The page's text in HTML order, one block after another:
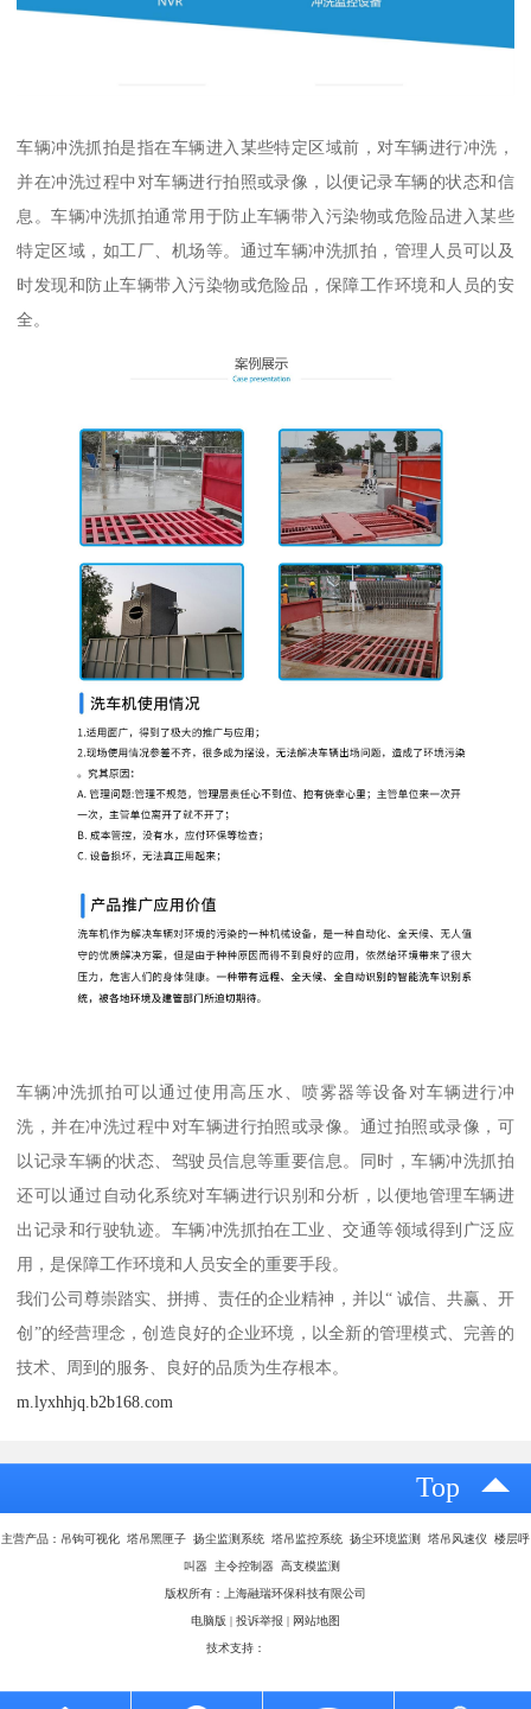
车辆冲洗抓拍是指在车辆进入某些特定区域前，对车辆进行冲洗，
并在冲洗过程中对车辆进行拍照或录像，以便记录车辆的状态和信
息。车辆冲洗抓拍通常用于防止车辆带入污染物或危险品进入某些
特定区域，如工厂、机场等。通过车辆冲洗抓拍，管理人员可以及
时发现和防止车辆带入污染物或危险品，保障工作环境和人员的安
全。
车辆冲洗抓拍可以通过使用高压水、喷雾器等设备对车辆进行冲
洗，并在冲洗过程中对车辆进行拍照或录像。通过拍照或录像，可
以记录车辆的状态、驾驶员信息等重要信息。同时，车辆冲洗抓拍
还可以通过自动化系统对车辆进行识别和分析，以便地管理车辆进
出记录和行驶轨迹。车辆冲洗抓拍在工业、交通等领域得到广泛应
用，是保障工作环境和人员安全的重要手段。
我们公司尊崇踏实、拼搏、责任的企业精神，并以“ 诚信、共赢、开
创”的经营理念，创造良好的企业环境，以全新的管理模式、完善的
技术、周到的服务、良好的品质为生存根本。
m.lyxhhjq.b2b168.com
Top
主营产品：吊钩可视化 塔吊黑匣子 扬尘监测系统 塔吊监控系统 扬尘环境监测 塔吊风速仪 楼层呼
叫器 主令控制器 高支模监测
版权所有：上海融瑞环保科技有限公司
电脑版 | 投诉举报 | 网站地图
技术支持：